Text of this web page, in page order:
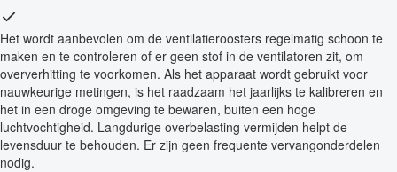
Het wordt aanbevolen om de ventilatieroosters regelmatig schoon te
maken en te controleren of er geen stof in de ventilatoren zit, om
oververhitting te voorkomen. Als het apparaat wordt gebruikt voor
nauwkeurige metingen, is het raadzaam het jaarlijks te kalibreren en
het in een droge omgeving te bewaren, buiten een hoge
luchtvochtigheid. Langdurige overbelasting vermijden helpt de
levensduur te behouden. Er zijn geen frequente vervangonderdelen
nodig.